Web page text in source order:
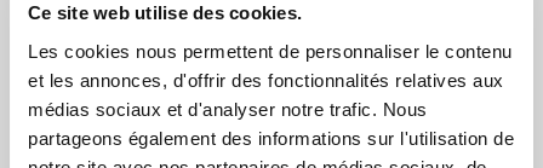
Ce site web utilise des cookies.
Les cookies nous permettent de personnaliser le contenu
et les annonces, d'offrir des fonctionnalités relatives aux
médias sociaux et d'analyser notre trafic. Nous
partageons également des informations sur l'utilisation de
Annie
5 janvier 2010 à 15h37
Il faut savoir calculer le prix de vente, en effet. Pour
la taxe d’apprentissage, pouvez-vous me donner la